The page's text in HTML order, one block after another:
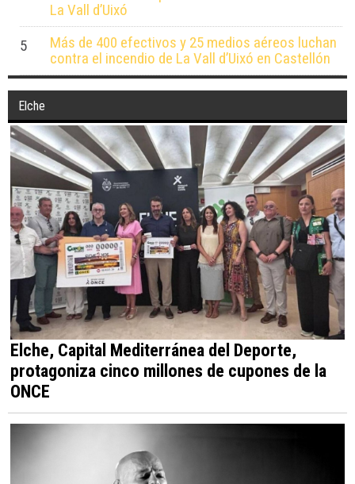
La Vall d’Uixó
5
Más de 400 efectivos y 25 medios aéreos luchan
contra el incendio de La Vall d’Uixó en Castellón
Elche
Elche, Capital Mediterránea del Deporte,
protagoniza cinco millones de cupones de la
ONCE